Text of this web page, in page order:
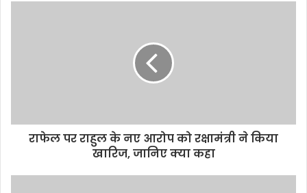
राफेल पर राहुल के नए आरोप को रक्षामंत्री ने किया
खारिज, जानिए क्या कहा